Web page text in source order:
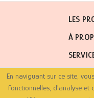
LES
À
En naviguant sur ce site,
fonctionnelles, d'analyse et